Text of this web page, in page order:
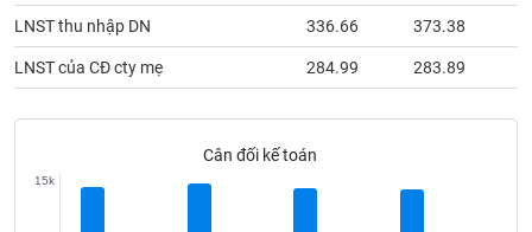
LNST thu nhập DN 336.66 373.38
LNST của CĐ cty mẹ 284.99 283.89
Cân đối kế toán
15k
Thuật
ngữ
(-)
vụ